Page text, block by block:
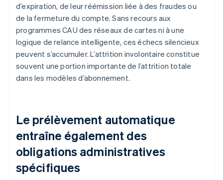
d’expiration, de leur réémission liée à des fraudes ou
de la fermeture du compte. Sans recours aux
programmes CAU des réseaux de cartes ni à une
logique de relance intelligente, ces échecs silencieux
peuvent s’accumuler. L’attrition involontaire constitue
souvent une portion importante de l’attrition totale
dans les modèles d’abonnement.
Le prélèvement automatique
entraîne également des
obligations administratives
spécifiques